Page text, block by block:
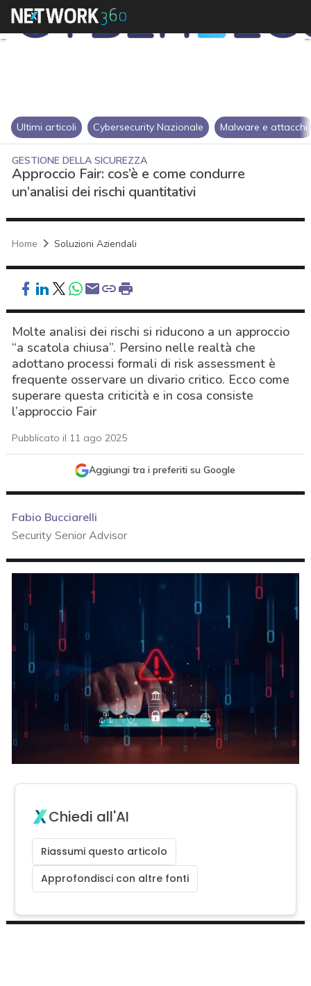
Ultimi articoli Cybersecurity Nazionale Malware e attacchi
GESTIONE DELLA SICUREZZA
Approccio Fair: cos’è e come condurre
un’analisi dei rischi quantitativi
Home Soluzioni Aziendali
Molte analisi dei rischi si riducono a un approccio
“a scatola chiusa”. Persino nelle realtà che
adottano processi formali di risk assessment è
frequente osservare un divario critico. Ecco come
superare questa criticità e in cosa consiste
l’approccio Fair
Pubblicato il 11 ago 2025
Aggiungi tra i preferiti su Google
Fabio Bucciarelli
Security Senior Advisor
Chiedi all'AI
Riassumi questo articolo
Approfondisci con altre fonti